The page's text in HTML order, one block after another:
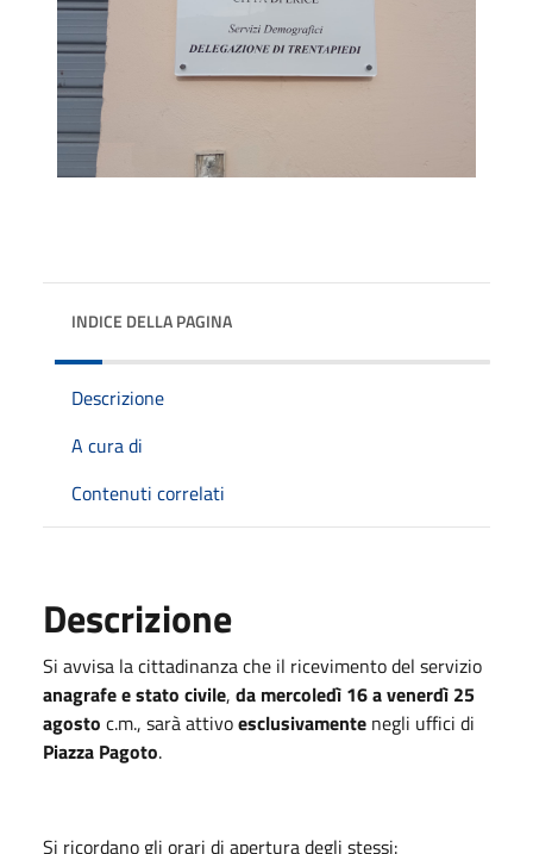
INDICE DELLA PAGINA
Descrizione
A cura di
Contenuti correlati
Descrizione
Si avvisa la cittadinanza che il ricevimento del servizio
anagrafe e stato civile, da mercoledì 16 a venerdì 25
agosto c.m., sarà attivoesclusivamente negli uffici di
Piazza Pagoto.
Si ricordano gli orari di apertura degli stessi: